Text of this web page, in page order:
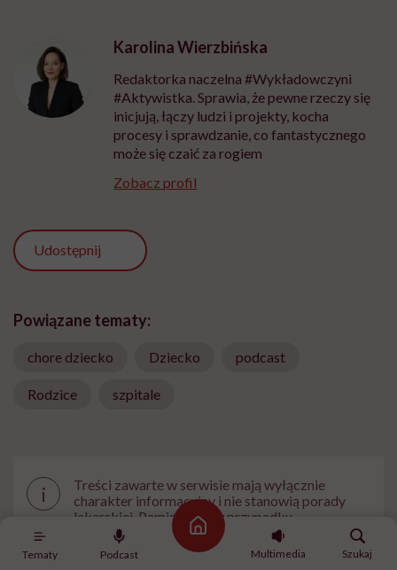
Tematy Podcast
Strona główna
Multimedia
Szukaj
Karolina Wierzbińska
Redaktorka naczelna #Wykładowczyni
#Aktywistka. Sprawia, że pewne rzeczy się
inicjują, łączy ludzi i projekty, kocha
procesy i sprawdzanie, co fantastycznego
może się czaić za rogiem
Zobacz profil
Udostępnij
Powiązane tematy:
chore dziecko Dziecko podcast
Rodzice szpitale
i
Treści zawarte w serwisie mają wyłącznie
charakter informacyjny i nie stanowią porady
lekarskiej. Pamiętaj, że w przypadku
problemów ze zdrowiem należy bezwzględnie
skonsultować się z lekarzem.